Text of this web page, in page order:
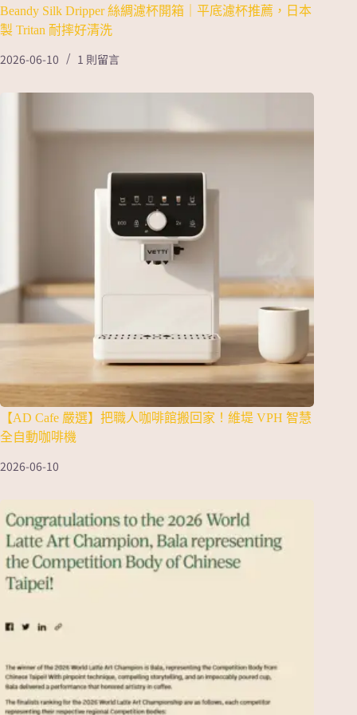
Beandy Silk Dripper 絲綢濾杯開箱｜平底濾杯推薦，日本
製 Tritan 耐摔好清洗
2026-06-10 1 則留言
【AD Cafe 嚴選】把職人咖啡館搬回家！維堤 VPH 智慧
全自動咖啡機
2026-06-10